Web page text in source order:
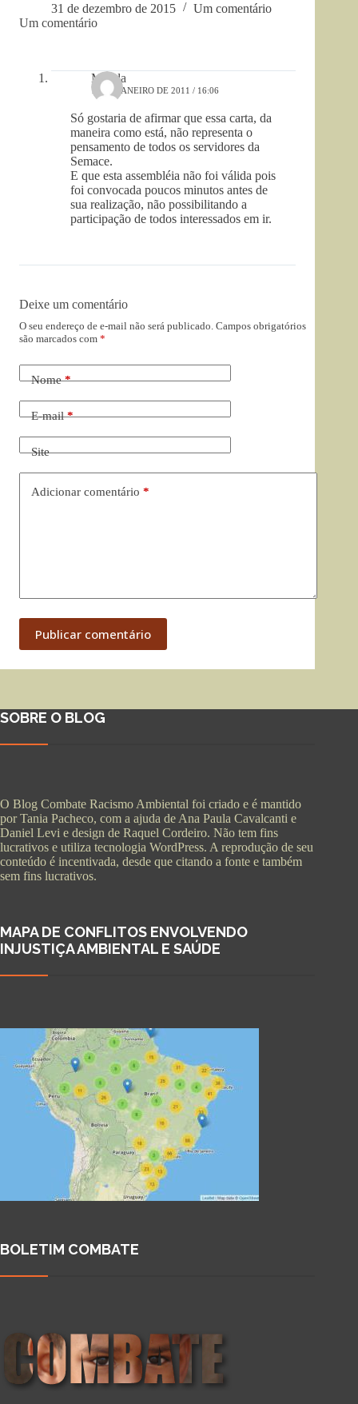
31 de dezembro de 2015
Um comentário
Um comentário
Magda
19 DE JANEIRO DE 2011 / 16:06
Só gostaria de afirmar que essa carta, da
maneira como está, não representa o
pensamento de todos os servidores da
Semace.
E que esta assembléia não foi válida pois
foi convocada poucos minutos antes de
sua realização, não possibilitando a
participação de todos interessados em ir.
Deixe um comentário
O seu endereço de e-mail não será publicado. Campos obrigatórios
são marcados com *
Nome*
E-mail*
Site
Adicionar comentário *
Publicar comentário
SOBRE O BLOG
O Blog Combate Racismo Ambiental foi criado e é mantido
por Tania Pacheco, com a ajuda de Ana Paula Cavalcanti e
Daniel Levi e design de Raquel Cordeiro. Não tem fins
lucrativos e utiliza tecnologia WordPress. A reprodução de seu
conteúdo é incentivada, desde que citando a fonte e também
sem fins lucrativos.
MAPA DE CONFLITOS ENVOLVENDO
INJUSTIÇA AMBIENTAL E SAÚDE
BOLETIM COMBATE